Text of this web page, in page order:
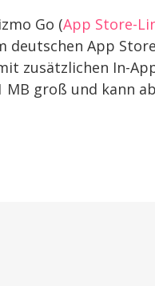
Go (App Store-
deutschen App
zusätzlichen In-
groß und kann